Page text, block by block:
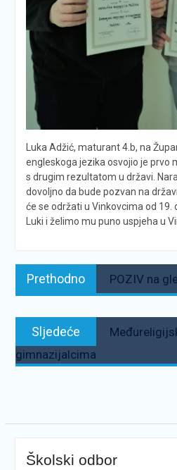
Luka Adžić, maturant 4.b, na
engleskoga jezika osvojio je prvo
s drugim rezultatom u državi.
dovoljno da bude pozvan na
će se održati u Vinkovcima od 19.
Luki i želimo mu puno uspjeha u
Navigacija
objava
Prethodno POZIV na
Sljedeće Sljedeće:
gimnazijalcima
Školski odbor